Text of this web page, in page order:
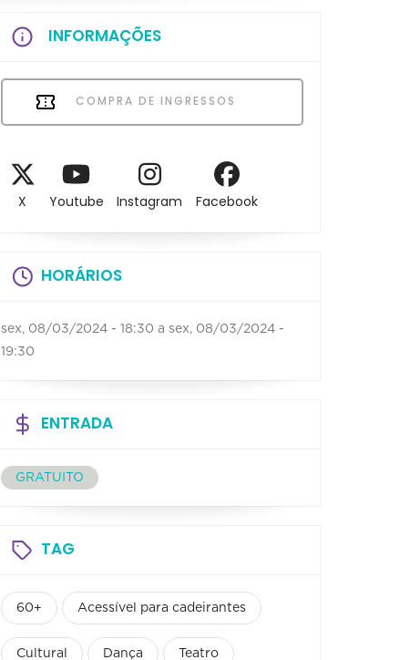
INFORMAÇÕES
COMPRA DE INGRESSOS
X Youtube Instagram Facebook
HORÁRIOS
sex, 08/03/2024 - 18:30 a sex, 08/03/2024 -
19:30
ENTRADA
GRATUITO
TAG
60+ Acessível para cadeirantes
Cultural Dança Teatro